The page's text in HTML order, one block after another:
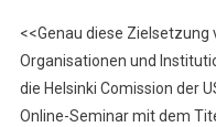
<<Genau diese
Organisationen und
die Helsinki Comission der
Online-Seminar mit dem